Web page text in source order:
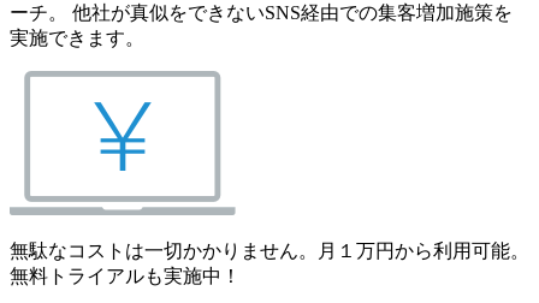
ーチ。 他社が真似をできないSNS経由での集客増加施策を
実施できます。
無駄なコストは一切かかりません。月１万円から利用可能。
無料トライアルも実施中！